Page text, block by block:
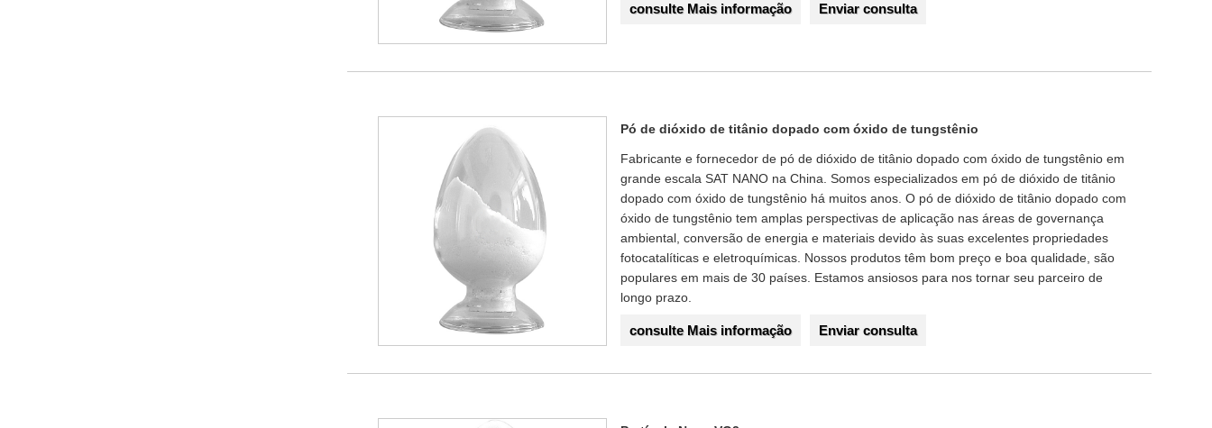
consulte Mais informação Enviar consulta
Pó de dióxido de titânio dopado com óxido de tungstênio
Fabricante e fornecedor de pó de dióxido de titânio dopado com óxido de tungstênio em
grande escala SAT NANO na China. Somos especializados em pó de dióxido de titânio
dopado com óxido de tungstênio há muitos anos. O pó de dióxido de titânio dopado com
óxido de tungstênio tem amplas perspectivas de aplicação nas áreas de governança
ambiental, conversão de energia e materiais devido às suas excelentes propriedades
fotocatalíticas e eletroquímicas. Nossos produtos têm bom preço e boa qualidade, são
populares em mais de 30 países. Estamos ansiosos para nos tornar seu parceiro de
longo prazo.
consulte Mais informação Enviar consulta